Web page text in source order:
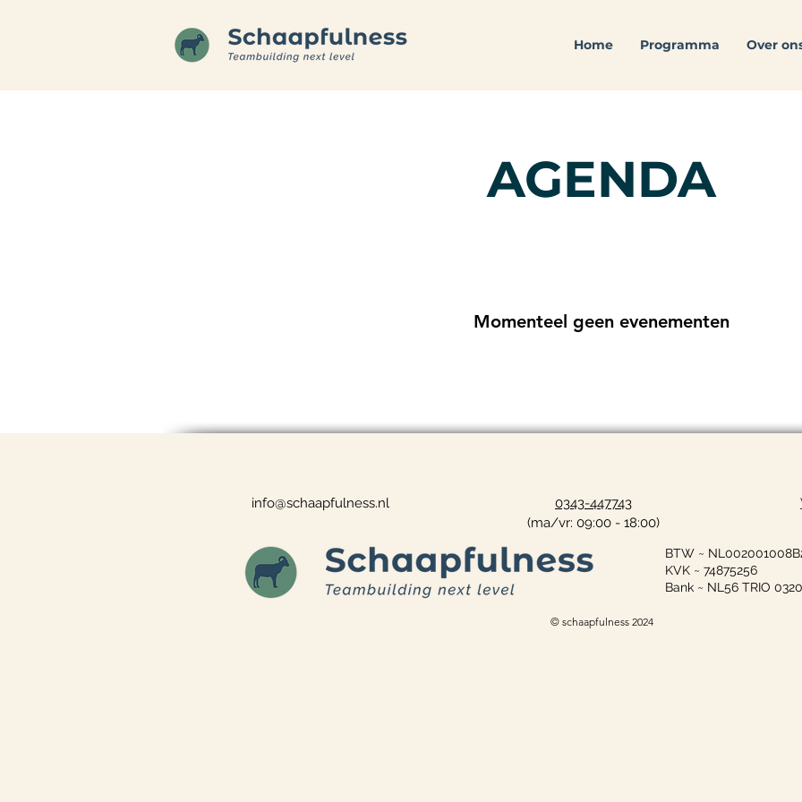
Home Programma Over
AGENDA
Momenteel geen evenementen
info@schaapfulness.nl
0343-447743
(ma/vr: 09:00 - 18:00)
BTW ~
KVK ~ 74875256
Bank ~ NL56 TRIO
© schaapfulness 2024